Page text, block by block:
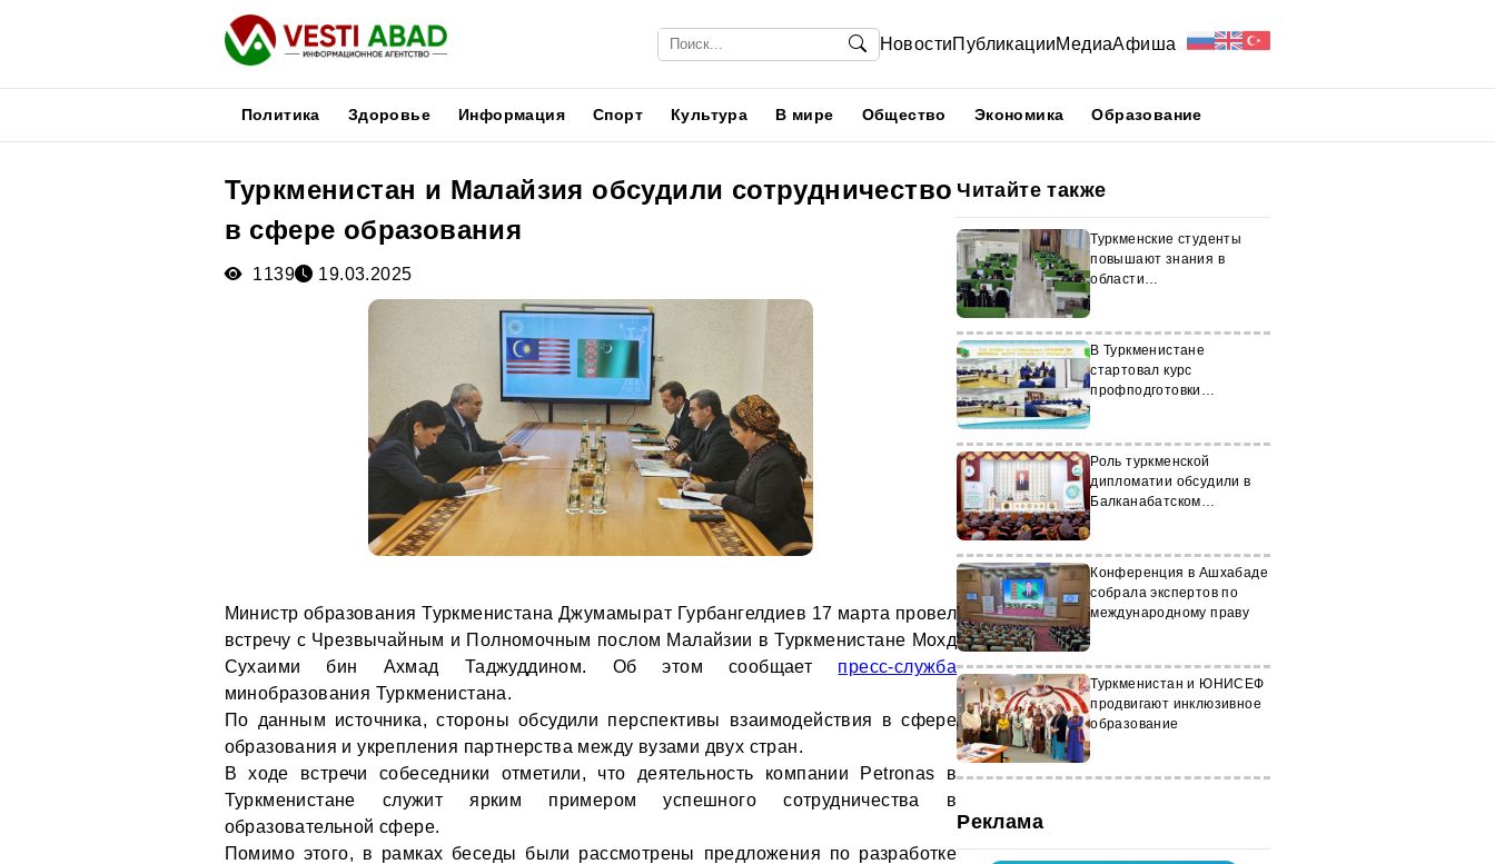
НовостиПубликацииМедиаАфиша
Политика Здоровье Информация Спорт Культура В мире Общество Экономика Образование
Туркменистан и Малайзия обсудили сотрудничество
в сфере образования
1139 19.03.2025
Министр образования Туркменистана Джумамырат Гурбангелдиев 17 марта провел
встречу с Чрезвычайным и Полномочным послом Малайзии в Туркменистане Мохд
Сухаими бин Ахмад Таджуддином. Об этом сообщает пресс-служба
минобразования Туркменистана.
По данным источника, стороны обсудили перспективы взаимодействия в сфере
образования и укрепления партнерства между вузами двух стран.
В ходе встречи собеседники отметили, что деятельность компании Petronas в
Туркменистане служит ярким примером успешного сотрудничества в
образовательной сфере.
Помимо этого, в рамках беседы были рассмотрены предложения по разработке
Читайте также
Туркменские студенты
повышают знания в
области
В Туркменистане
стартовал курс
профподготовки
Роль туркменской
дипломатии обсудили в
Балканабатском
Конференция в Ашхабаде
собрала экспертов по
международному праву
Туркменистан и ЮНИСЕФ
продвигают инклюзивное
образование
Реклама